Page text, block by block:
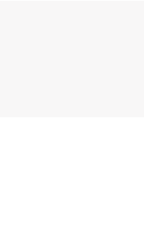
Vanves est un
quartiers d’affaires